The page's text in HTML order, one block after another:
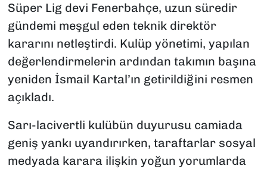
Süper Lig devi Fenerbahçe, uzun süredir
gündemi meşgul eden teknik direktör
kararını netleştirdi. Kulüp yönetimi, yapılan
değerlendirmelerin ardından takımın başına
yeniden İsmail Kartal’ın getirildiğini resmen
açıkladı.
Sarı-lacivertli kulübün duyurusu camiada
geniş yankı uyandırırken, taraftarlar sosyal
medyada karara ilişkin yoğun yorumlarda